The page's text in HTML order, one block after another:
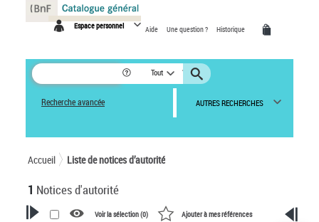
Espace personnel Aide Une question ? Historique
Tout
Recherche avancée AUTRES RECHERCHES
Accueil Liste de notices d’autorité
1 Notices d'autorité
Voir la sélection (0) Ajouter à mes références
Panneau de gestion des cookies